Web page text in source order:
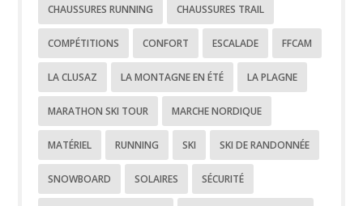
CHAUSSURES RUNNING CHAUSSURES TRAIL
COMPÉTITIONS CONFORT ESCALADE FFCAM
LA CLUSAZ LA MONTAGNE EN ÉTÉ LA PLAGNE
MARATHON SKI TOUR MARCHE NORDIQUE
MATÉRIEL RUNNING SKI SKI DE RANDONNÉE
SNOWBOARD SOLAIRES SÉCURITÉ